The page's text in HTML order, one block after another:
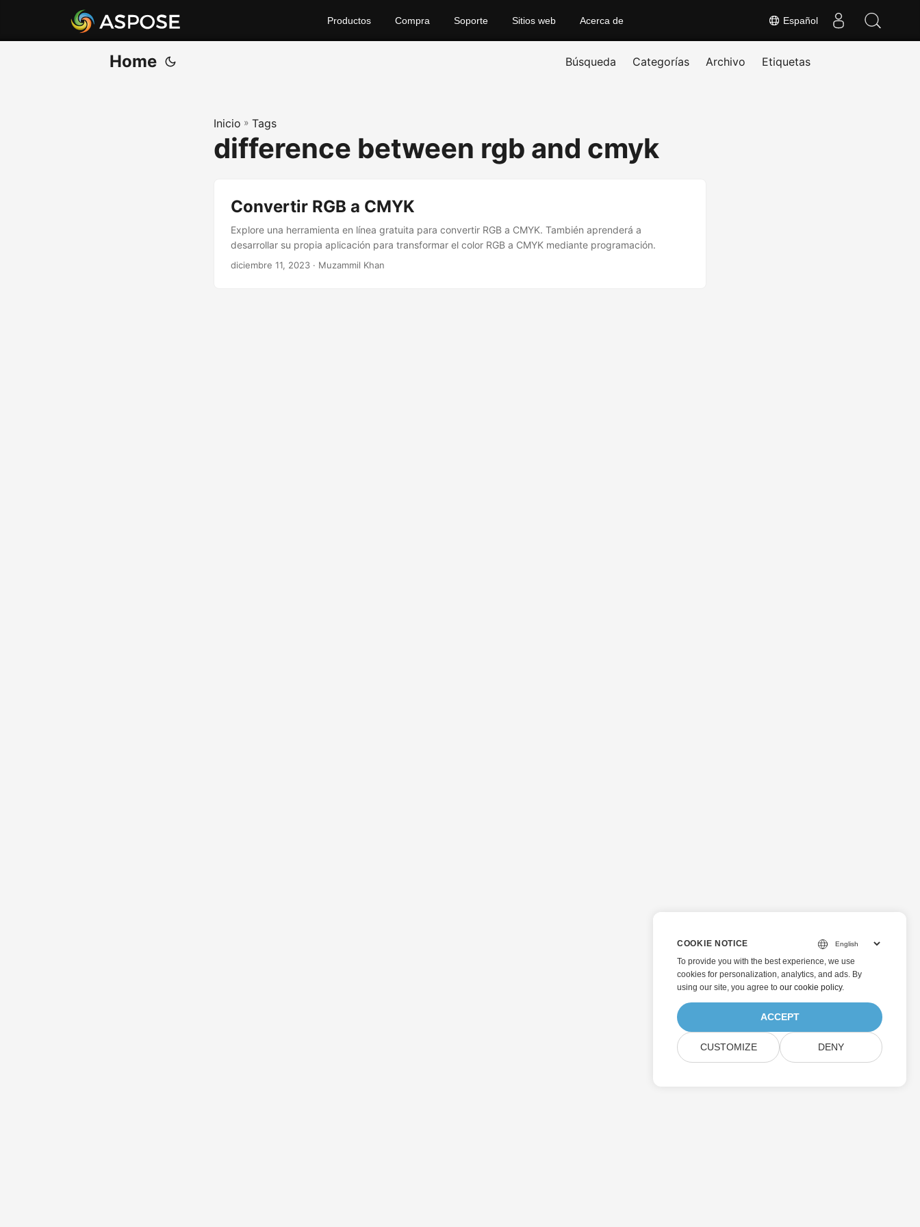
Español
Productos Compra Soporte Sitios web Acerca de
Home Búsqueda Categorías Archivo Etiquetas
Inicio » Tags
difference between rgb and cmyk
Convertir RGB a CMYK
Explore una herramienta en línea gratuita para convertir RGB a CMYK. También aprenderá a
desarrollar su propia aplicación para transformar el color RGB a CMYK mediante programación.
diciembre 11, 2023 · Muzammil Khan
COOKIE NOTICE
To provide you with the best experience, we use
cookies for personalization, analytics, and ads. By
using our site, you agree to our cookie policy.
ACCEPT
CUSTOMIZE DENY